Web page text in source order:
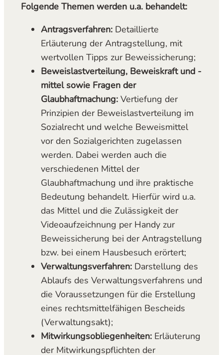
Folgende Themen werden u.a. behandelt:
Antragsverfahren:Detaillierte
Erläuterung der Antragstellung, mit
wertvollen Tipps zur Beweissicherung;
Beweislastverteilung, Beweiskraft und -
mittel sowie Fragen der
Glaubhaftmachung:Vertiefung der
Prinzipien der Beweislastverteilung im
Sozialrecht und welche Beweismittel
vor den Sozialgerichten zugelassen
werden. Dabei werden auch die
verschiedenen Mittel der
Glaubhaftmachung und ihre praktische
Bedeutung behandelt. Hierfür wird u.a.
das Mittel und die Zulässigkeit der
Videoaufzeichnung per Handy zur
Beweissicherung bei der Antragstellung
bzw. bei einem Hausbesuch erörtert;
Verwaltungsverfahren:Darstellung des
Ablaufs des Verwaltungsverfahrens und
die Voraussetzungen für die Erstellung
eines rechtsmittelfähigen Bescheids
(Verwaltungsakt);
Mitwirkungsobliegenheiten:Erläuterung
der Mitwirkungspflichten der